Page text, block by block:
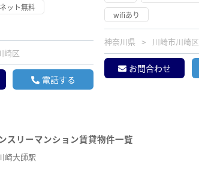
ット無料
崎区
電話する
wifiあり
神奈川県 川崎市川崎区
お問合わせ
スリーマンション賃貸物件一覧
崎大師駅